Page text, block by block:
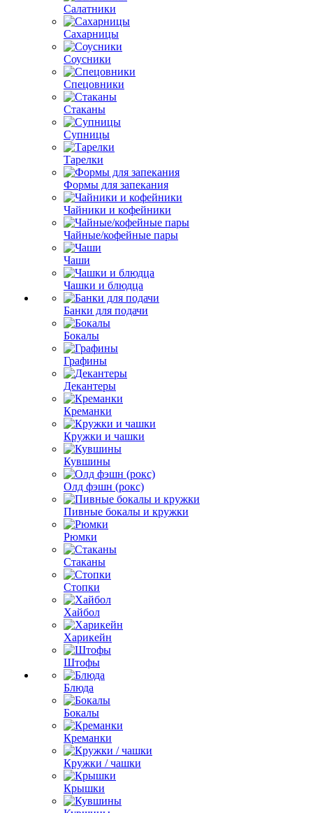
Салатники
Сахарницы
Соусники
Спецовники
Стаканы
Супницы
Тарелки
Формы для запекания
Чайники и кофейники
Чайные/кофейные пары
Чаши
Чашки и блюдца
Банки для подачи
Бокалы
Графины
Декантеры
Креманки
Кружки и чашки
Кувшины
Олд фэшн (рокс)
Пивные бокалы и кружки
Рюмки
Стаканы
Стопки
Хайбол
Харикейн
Штофы
Блюда
Бокалы
Креманки
Кружки / чашки
Крышки